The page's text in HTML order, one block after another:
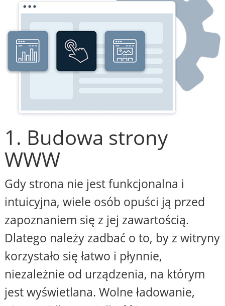
1. Budowa strony
WWW
Gdy strona nie jest funkcjonalna i
intuicyjna, wiele osób opuści ją przed
zapoznaniem się z jej zawartością.
Dlatego należy zadbać o to, by z witryny
korzystało się łatwo i płynnie,
niezależnie od urządzenia, na którym
jest wyświetlana. Wolne ładowanie,